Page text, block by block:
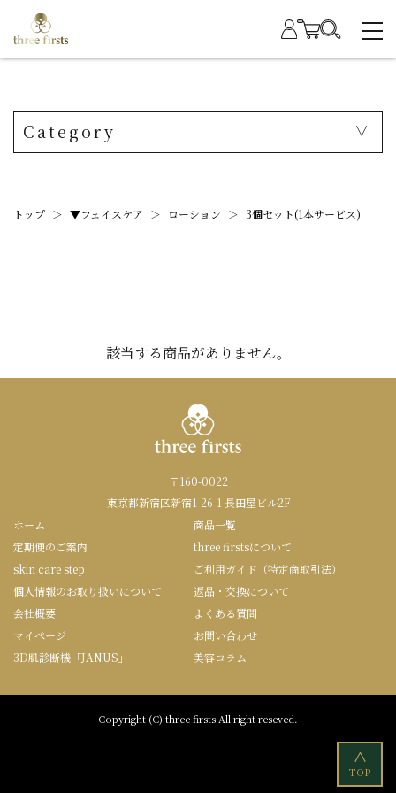
Category
トップ ＞ ▼フェイスケア ＞ ローション ＞ 3個セット(1本サービス)
該当する商品がありません。
〒160-0022
東京都新宿区新宿1-26-1 長田屋ビル2F
ホーム
商品一覧
定期便のご案内
three firstsについて
skin care step
ご利用ガイド（特定商取引法）
個人情報のお取り扱いについて
返品・交換について
会社概要
よくある質問
マイページ
お問い合わせ
3D肌診断機「JANUS」
美容コラム
Copyright (C) three firsts All right reseved.
<
TOP